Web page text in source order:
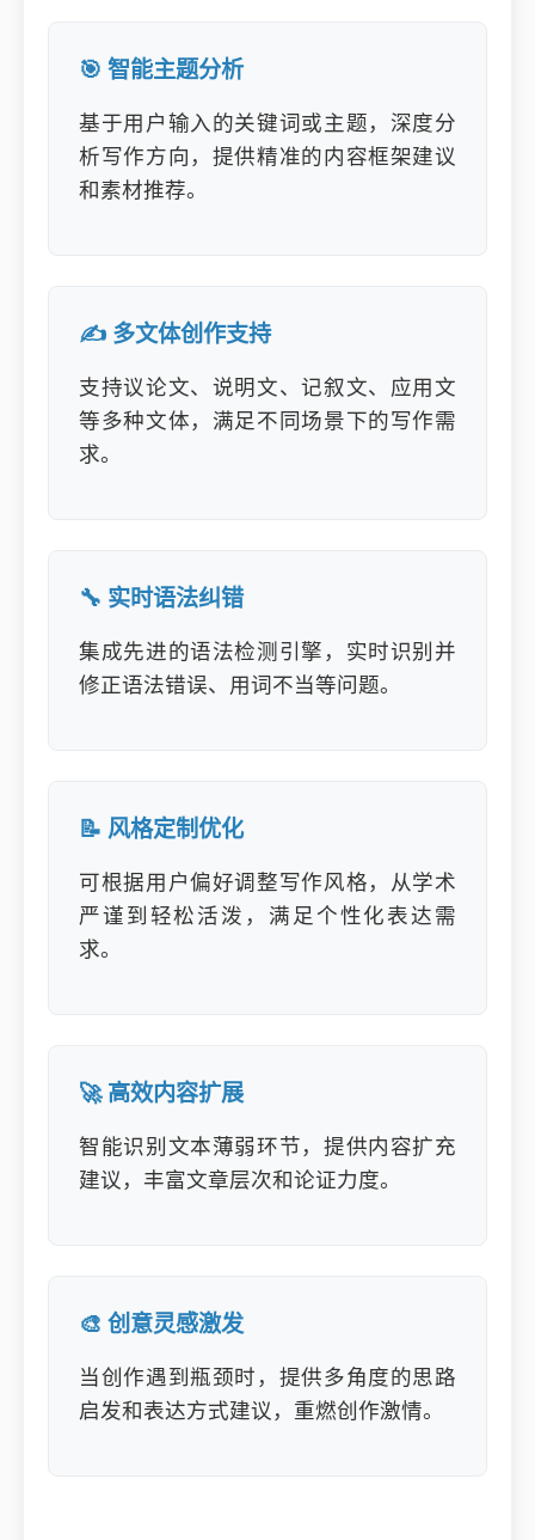
🎯 智能主题分析
基于用户输入的关键词或主题，深度分
析写作方向，提供精准的内容框架建议
和素材推荐。
✍️ 多文体创作支持
支持议论文、说明文、记叙文、应用文
等多种文体，满足不同场景下的写作需
求。
🔧 实时语法纠错
集成先进的语法检测引擎，实时识别并
修正语法错误、用词不当等问题。
📝 风格定制优化
可根据用户偏好调整写作风格，从学术
严谨到轻松活泼，满足个性化表达需
求。
🚀 高效内容扩展
智能识别文本薄弱环节，提供内容扩充
建议，丰富文章层次和论证力度。
🎨 创意灵感激发
当创作遇到瓶颈时，提供多角度的思路
启发和表达方式建议，重燃创作激情。